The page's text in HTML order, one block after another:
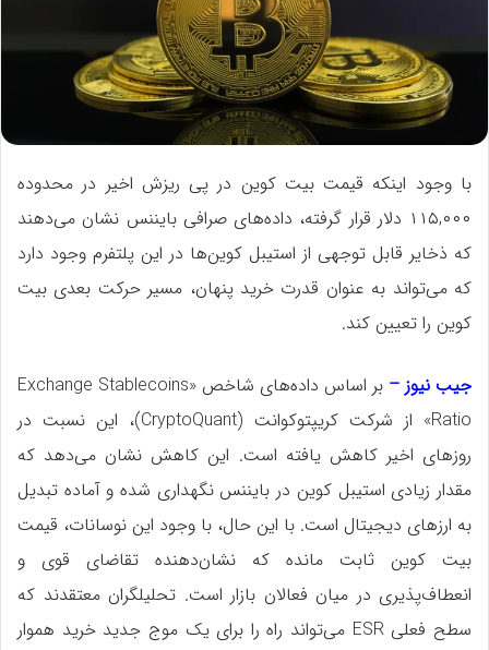
با وجود اینکه قیمت بیت‌ کوین در پی ریزش اخیر در محدوده
۱۱۵,۰۰۰ دلار قرار گرفته، داده‌های صرافی بایننس نشان می‌دهند
که ذخایر قابل توجهی از استیبل‌ کوین‌ها در این پلتفرم وجود دارد
که می‌تواند به عنوان قدرت خرید پنهان، مسیر حرکت بعدی بیت‌
کوین را تعیین کند.
جیب نیوز –
بر اساس داده‌های شاخص «Exchange Stablecoins
Ratio» از شرکت کریپتوکوانت (CryptoQuant)، این نسبت در
روزهای اخیر کاهش یافته است. این کاهش نشان می‌دهد که
مقدار زیادی استیبل‌ کوین در بایننس نگهداری شده و آماده تبدیل
به ارزهای دیجیتال است. با این حال، با وجود این نوسانات، قیمت
بیت‌ کوین ثابت مانده که نشان‌دهنده تقاضای قوی و
انعطاف‌پذیری در میان فعالان بازار است. تحلیلگران معتقدند که
سطح فعلی ESR می‌تواند راه را برای یک موج جدید خرید هموار